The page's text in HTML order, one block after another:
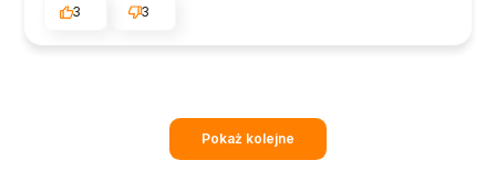
3
3
Pokaż kolejne